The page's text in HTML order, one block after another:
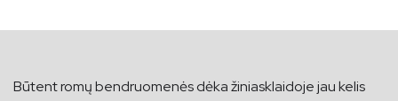
Būtent romų bendruomenės dėka žiniasklaidoje jau kelis